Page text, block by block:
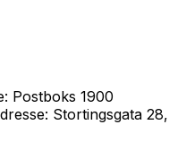
Postboks 1900
Stortingsgata 28,